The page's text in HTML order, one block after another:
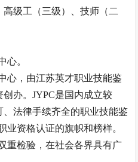
高级工（三级）、技师（二
心。
心，由江苏英才职业技能鉴
创办。JYPC是国内成立较
法律手续齐全的职业技能鉴
业资格认证的旗帜和榜样。
重检验，在社会各界具有广